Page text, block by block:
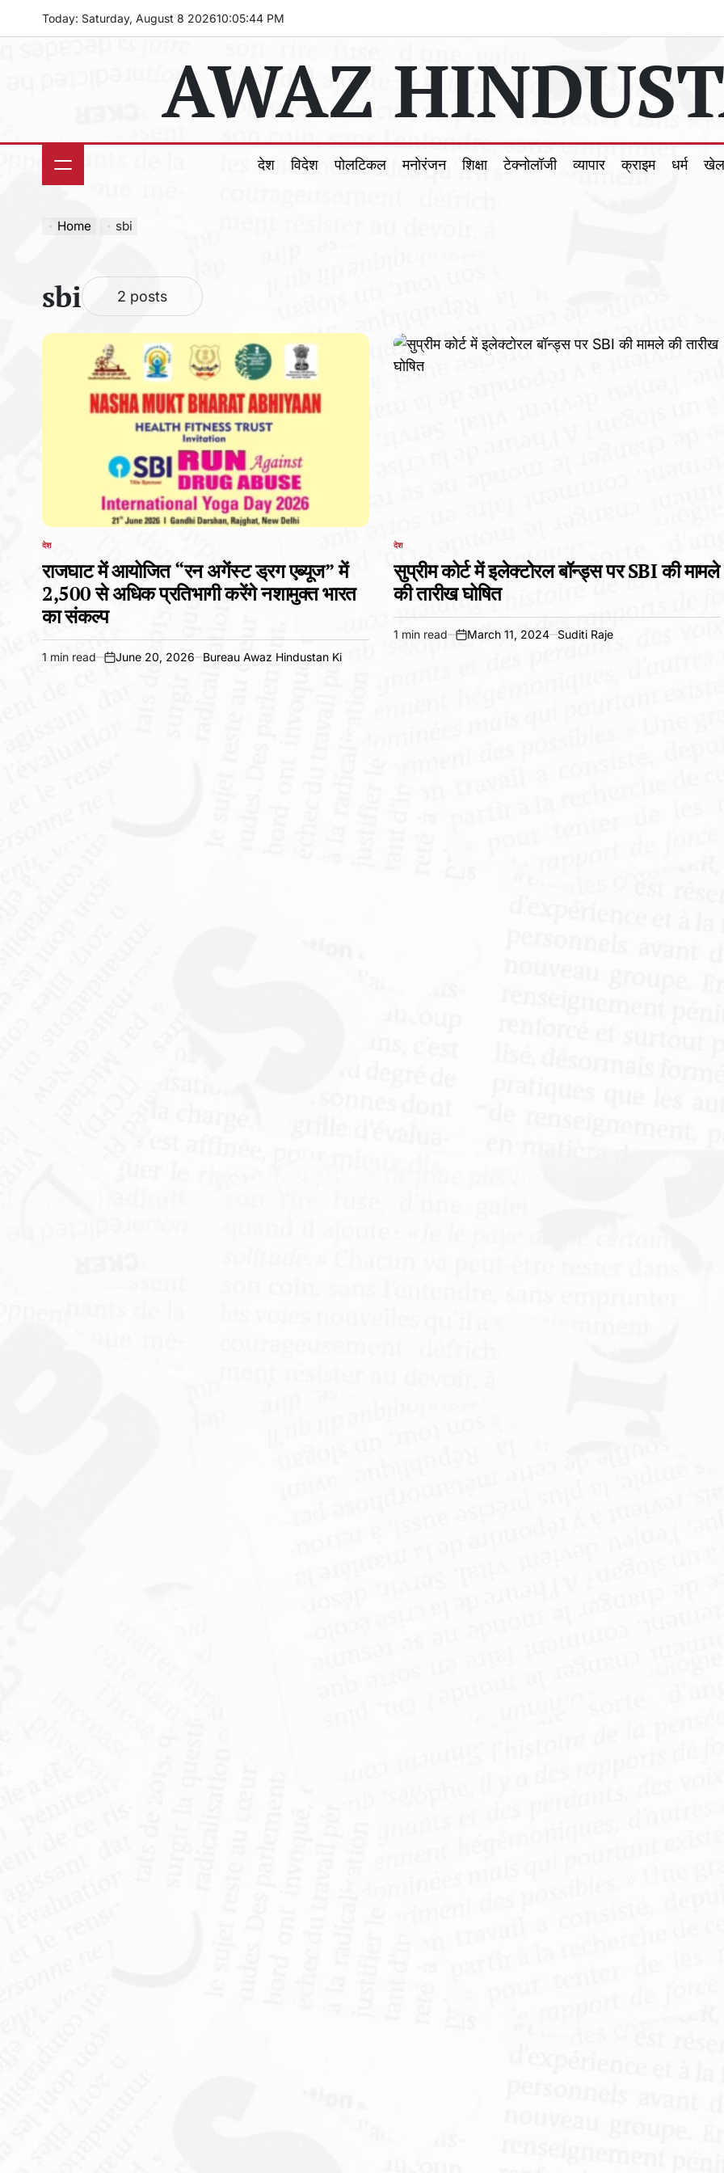
Today: Saturday, August 8 202610:05:45 PM
AWAZ
देश विदेश पोलटिकल मनोरंजन शिक्षा टेक्नोलॉजी व्यापार क्राइम धर्म खेल
Home sbi
sbi 2 posts
POSTED
देश
राजघाट में आयोजित “रन अगेंस्ट ड्रग एब्यूज” में
2,500 से अधिक प्रतिभागी करेंगे नशामुक्त भारत
का संकल्प
Estimated
1 min read
on
June 20, 2026 Bureau Awaz Hindustan Ki
POSTED
देश
सुप्रीम कोर्ट में इलेक्टोरल बॉन्ड्स पर SBI की मामले
की तारीख घोषित
Estimated
1 min read
on
March 11, 2024 Suditi Raje